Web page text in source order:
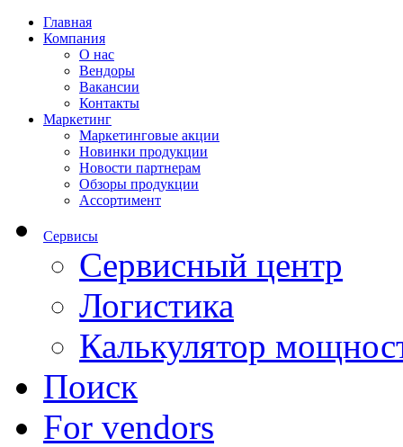
Главная
Компания
О нас
Вендоры
Вакансии
Контакты
Маркетинг
Маркетинговые акции
Новинки продукции
Новости партнерам
Обзоры продукции
Ассортимент
Сервисы
Сервисный центр
Логистика
Калькулятор
Поиск
For vendors